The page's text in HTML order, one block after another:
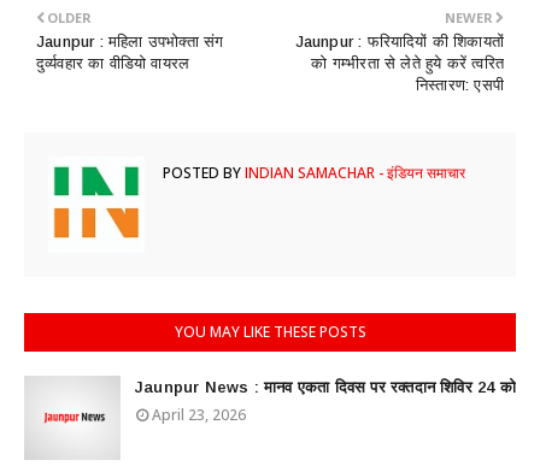
NEWER
Jaunpur : फरियादियों की शिकायतों
को गम्भीरता से लेते हुये करें त्वरित
निस्तारण: एसपी
OLDER
​Jaunpur : महिला उपभोक्ता संग
दुर्व्यवहार का वीडियो वायरल
POSTED BYINDIAN SAMACHAR - इंडियन समाचार
YOU MAY LIKE THESE POSTS
Jaunpur News : ​मानव एकता दिवस पर रक्तदान शिविर 24 को
April 23, 2026